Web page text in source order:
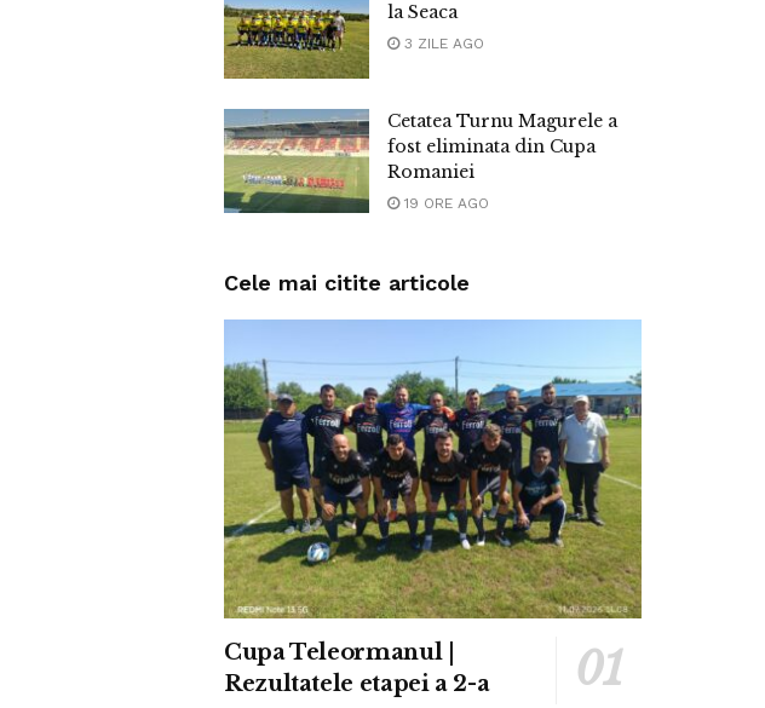
la Seaca
3 ZILE AGO
Cetatea Turnu Magurele a
fost eliminata din Cupa
Romaniei
19 ORE AGO
Cele mai citite articole
Cupa Teleormanul |
Rezultatele etapei a 2-a